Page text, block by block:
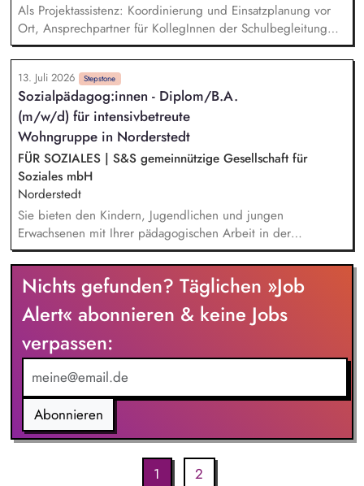
Als Projektassistenz: Koordinierung und Einsatzplanung vor
Ort, Ansprechpartner für KollegInnen der Schulbegleitung
und den PädagogInnen, Schnittstelle zwischen Schule und
Dienststelle. Als Schulbegleitung: Persönliche und
individuelle, bedarfsgerechte Begleitung der Kinder während
der Teilnahme am Unterricht und während der Pausenzeiten,
enge Zusammenarbeit mit dem PädagogInnen-Team der
Schule und dem Team der Schulbegleitung.
13. Juli 2026 Stepstone
Sozialpädagog:innen - Diplom/B.A.
(m/w/d) für intensivbetreute
Wohngruppe in Norderstedt
FÜR SOZIALES | S&S gemeinnützige Gesellschaft für
Soziales mbH
Norderstedt
Sie bieten den Kindern, Jugendlichen und jungen
Erwachsenen mit Ihrer pädagogischen Arbeit in der
Wohngruppe ein sicheres Zuhause. Einzel- und
Gruppenaktivitäten aber auch Ausflüge werden von Ihnen
mitgeplant, organisiert und auch durchgeführt. Bei der
Hilfeplanung wirken Sie mit und arbeiten eng mit
Fallzuständigen und Fachkräften der Jugendämter sowie
weiteren in den Entwicklungsprozess einbezogenen Personen
zusammen. Sie führen Kennenlerngespräche und beteiligen
sich aktiv am Aufnahmeprozess.
Nichts gefunden? Täglichen »Job
Alert« abonnieren & keine Jobs
verpassen:
Abonnieren
1 2